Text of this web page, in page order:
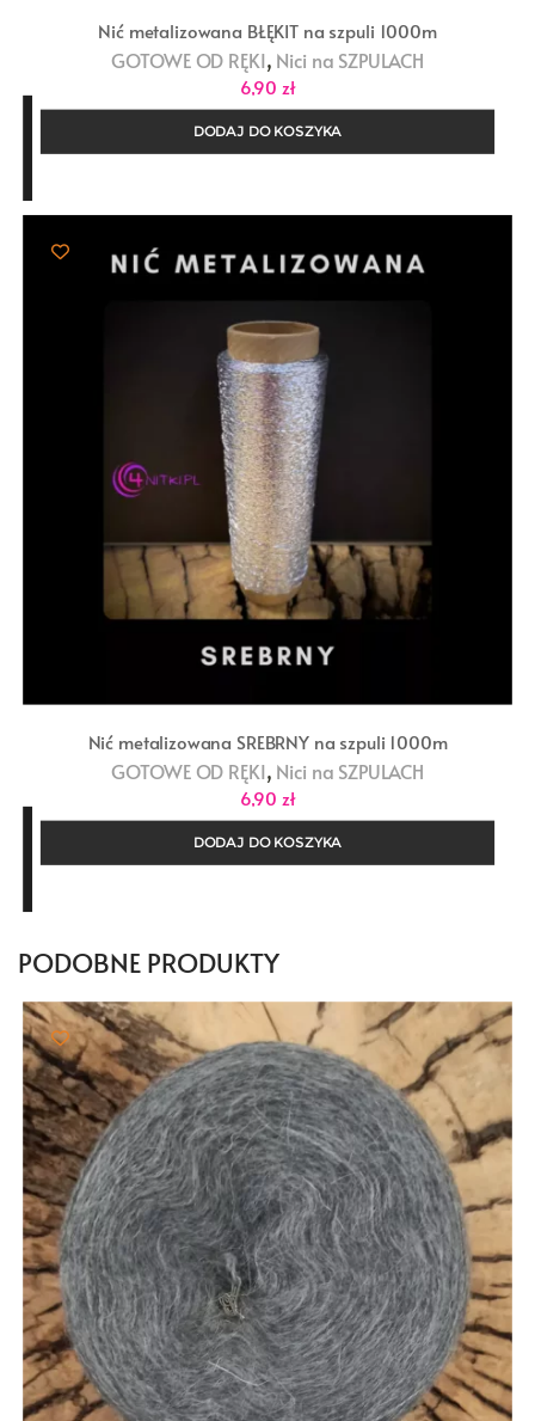
Nić metalizowana BŁĘKIT na szpuli 1000m
GOTOWE OD RĘKI, Nici na SZPULACH
6,90 zł
DODAJ DO KOSZYKA
Nić metalizowana SREBRNY na szpuli 1000m
GOTOWE OD RĘKI, Nici na SZPULACH
6,90 zł
DODAJ DO KOSZYKA
PODOBNE PRODUKTY